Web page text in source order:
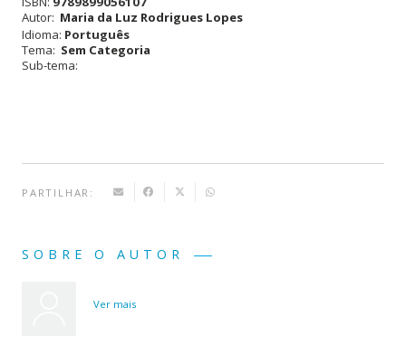
Alma
Autor: Maria da Luz Rodrigues Lopes
Idioma: Português
Tema: Sem Categoria
Sub-tema:
PARTILHAR:
SOBRE O AUTOR
Ver mais